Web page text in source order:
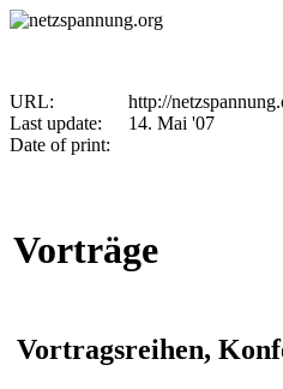
URL:
http://
Last update:
14. Mai '07
Date of print:
Vorträge
Vortragsreihen,